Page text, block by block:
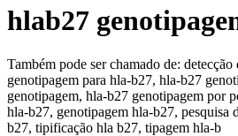
hlab27
Também pode ser chamado de: detecção
genotipagem para hla-b27, hla-b27
genotipagem, hla-b27 genotipagem por
hla-b27, genotipagem hla-b27, pesquisa
b27, tipificação hla b27, tipagem hla-b